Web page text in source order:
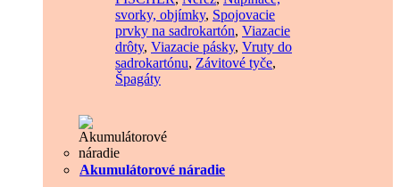
svorky, objímky, Spojovacie
prvky na sadrokartón, Viazacie
drôty, Viazacie pásky, Vruty do
sadrokartónu, Závitové tyče,
Špagáty
Akumulátorové náradie